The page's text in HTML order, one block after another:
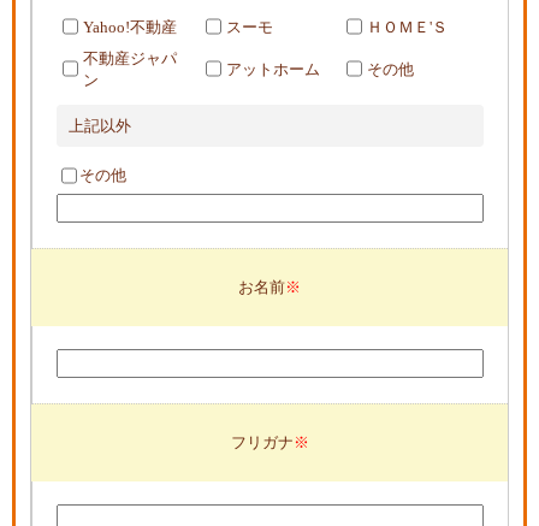
Yahoo!不動産 スーモ
ＨＯＭＥ'Ｓ
不動産ジャパ
ン
アットホーム その他
上記以外
その他
お名前
フリガナ